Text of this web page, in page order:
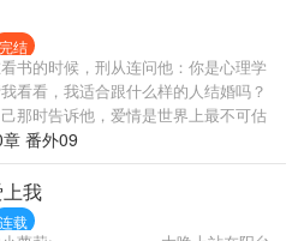
完结
书的时候，刑从连问他：你是心理学
看看，我适合跟什么样的人结婚吗？
那时告诉他，爱情是世界上最不可估
是心理学家也无法预测，因为人与人
满了无数变量。刑从连又问，什么是
想，变量就是，我以为你只是个普通
在大排档开一瓶啤酒吃小龙虾，却不
……；又或者说，变量是，我不知道
番外09
我
连载